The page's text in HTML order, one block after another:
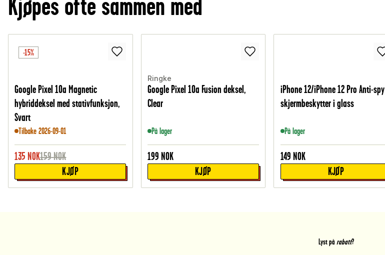
Kjøpes ofte sammen med
-15%
Google Pixel 10a Magnetic
hybriddeksel med stativfunksjon,
Svart
Tilbake 2026-09-01
135 NOK159NOK
KJØP
Ringke
Google Pixel 10a Fusion deksel,
Clear
På lager
199 NOK
KJØP
iPhone 12/iPhone 12 Pro Anti-spy
skjermbeskytter i glass
På lager
149 NOK
KJØP
Lyst på rabatt?